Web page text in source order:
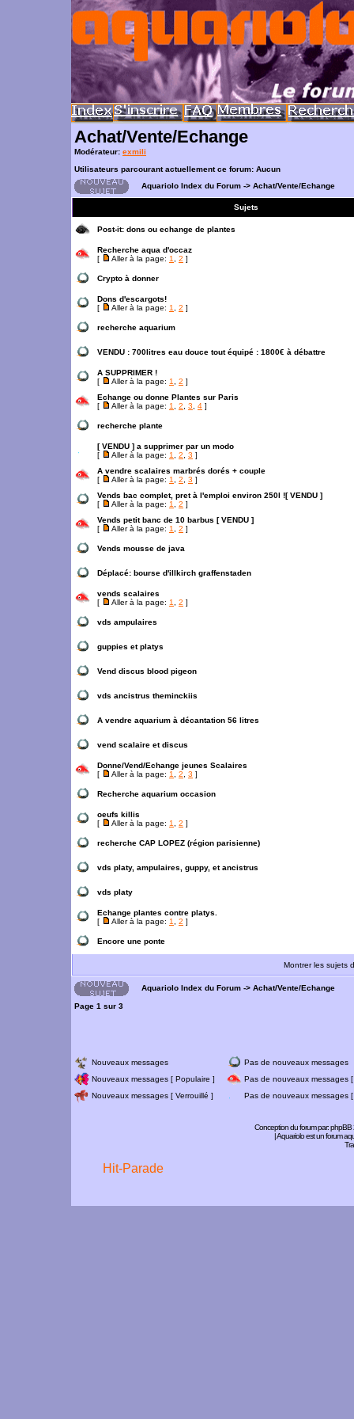
Achat/Vente/Echange
Modérateur: exmili
Utilisateurs parcourant actuellement ce forum: Aucun
Aquariolo Index du Forum -> Achat/Vente/Echange
Sujets
Post-it: dons ou echange de plantes
Recherche aqua d'occaz
[
Aller à la page: 1 2 ]
Crypto à donner
Dons d'escargots!
[
Aller à la page: 1 2 ]
recherche aquarium
VENDU : 700litres eau douce tout équipé : 1800€ à débattre
A SUPPRIMER !
[
Aller à la page: 1 2 ]
Echange ou donne Plantes sur Paris
[
Aller à la page: 1 2 3 4 ]
recherche plante
[ VENDU ] a supprimer par un modo
[
Aller à la page: 1 2 3 ]
A vendre scalaires marbrés dorés + couple
[
Aller à la page: 1 2 3 ]
Vends bac complet, pret à l'emploi environ 250l ![ VENDU ]
[
Aller à la page: 1 2 ]
Vends petit banc de 10 barbus [ VENDU ]
[
Aller à la page: 1 2 ]
Vends mousse de java
Déplacé: bourse d'illkirch graffenstaden
vends scalaires
[
Aller à la page: 1 2 ]
vds ampulaires
guppies et platys
Vend discus blood pigeon
vds ancistrus theminckiis
A vendre aquarium à décantation 56 litres
vend scalaire et discus
Donne/Vend/Echange jeunes Scalaires
[
Aller à la page: 1 2 3 ]
Recherche aquarium occasion
oeufs killis
[
Aller à la page: 1 2 ]
recherche CAP LOPEZ (région parisienne)
vds platy, ampulaires, guppy, et ancistrus
vds platy
Echange plantes contre platys.
[
Aller à la page: 1 2 ]
Encore une ponte
Montrer les sujets
Aquariolo Index du Forum -> Achat/Vente/Echange
Page 1 sur 3
Nouveaux messages
Pas de nouveaux messages
Nouveaux messages [ Populaire ]
Pas de nouveaux messages
Nouveaux messages [ Verrouillé ]
Pas de nouveaux messages [
Conception du forum par:phpBB
| Aquariolo est un forum